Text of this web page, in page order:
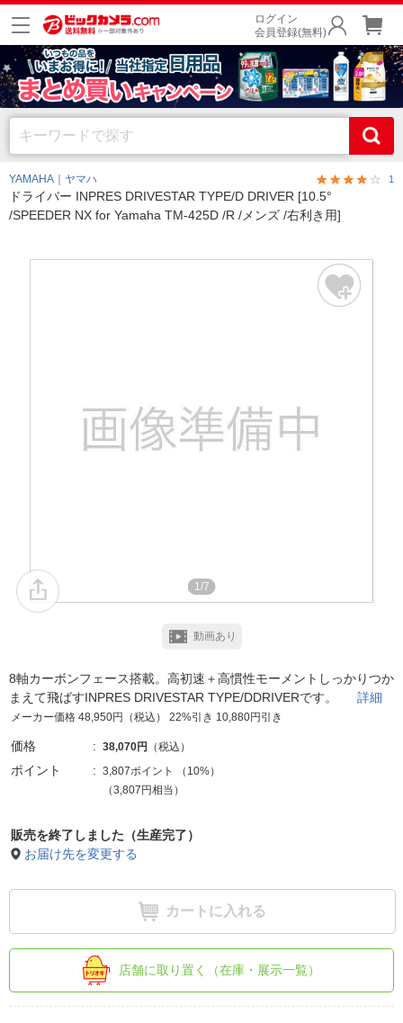
ログイン
会員登録(無料)
YAMAHA｜ヤマハ 1
ドライバー INPRES DRIVESTAR TYPE/D DRIVER [10.5°
/SPEEDER NX for Yamaha TM-425D /R /メンズ /右利き用]
1/7
動画あり
8軸カーボンフェース搭載。高初速＋高慣性モーメントしっかりつか
まえて飛ばすINPRES DRIVESTAR TYPE/DDRIVERです。 詳細
メーカー価格 48,950円（税込） 22%引き 10,880円引き
価格 38,070円 （税込）
ポイント 3,807ポイント （ 10%）
（3,807円相当）
販売を終了しました（生産完了）
お届け先を変更する
カートに入れる
店舗に取り置く（在庫・展示一覧）